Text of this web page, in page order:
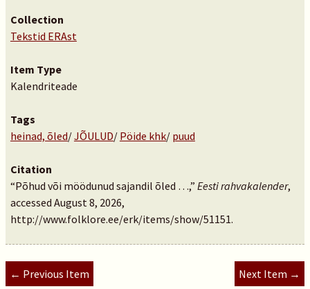
Collection
Tekstid ERAst
Item Type
Kalendriteade
Tags
heinad, õled/JÕULUD/ Pöide khk/ puud
Citation
“Põhud või möödunud sajandil õled …,” Eesti rahvakalender,
accessed August 8, 2026,
http://www.folklore.ee/erk/items/show/51151.
← Previous Item Next Item →